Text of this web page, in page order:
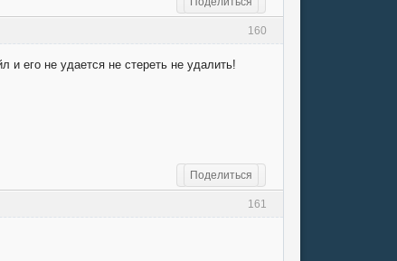
160
его не удается не стереть не удалить!
Поделиться
161